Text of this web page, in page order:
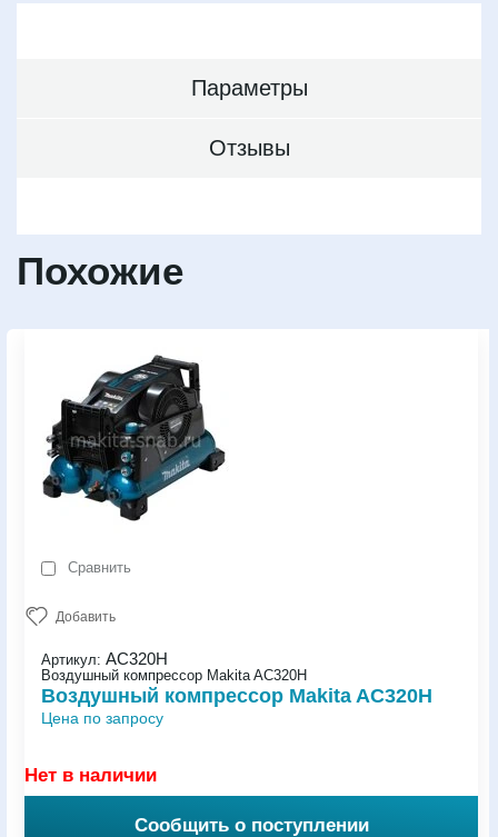
Параметры
Отзывы
Похожие
Сравнить
Добавить
Артикул: AC320H
Воздушный компрессор Makita AC320H
Воздушный компрессор Makita AC320H
Цена по запросу
Нет в наличии
Сообщить о поступлении